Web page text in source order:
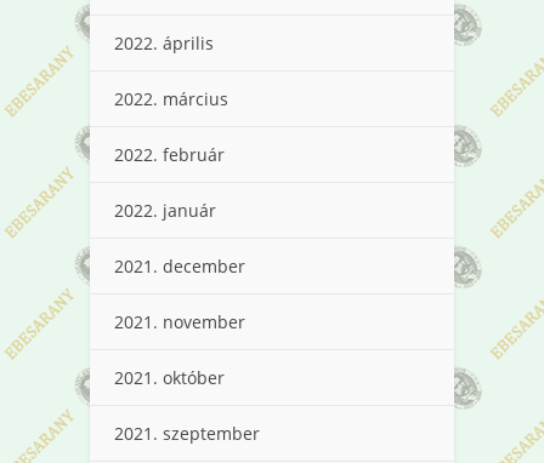
2022. április
2022. március
2022. február
2022. január
2021. december
2021. november
2021. október
2021. szeptember